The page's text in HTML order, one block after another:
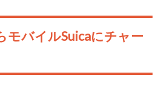
モバイルSuicaにチャー